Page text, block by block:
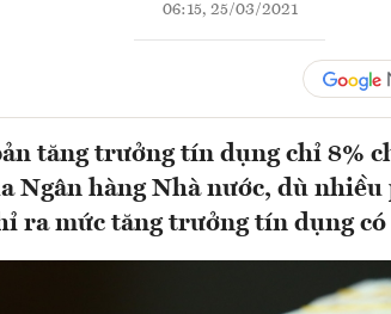
06:15, 25/03/2021
tăng trưởng tín dụng chỉ 8%
Ngân hàng Nhà nước, dù nhiều
ra mức tăng trưởng tín dụng